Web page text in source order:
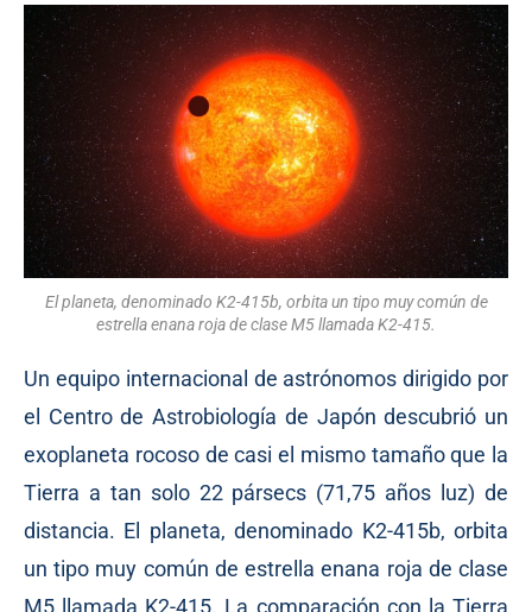
El planeta, denominado K2-415b, orbita un tipo muy común de
estrella enana roja de clase M5 llamada K2-415.
Un equipo internacional de astrónomos dirigido por
el Centro de Astrobiología de Japón descubrió un
exoplaneta rocoso de casi el mismo tamaño que la
Tierra a tan solo 22 pársecs (71,75 años luz) de
distancia. El planeta, denominado K2-415b, orbita
un tipo muy común de estrella enana roja de clase